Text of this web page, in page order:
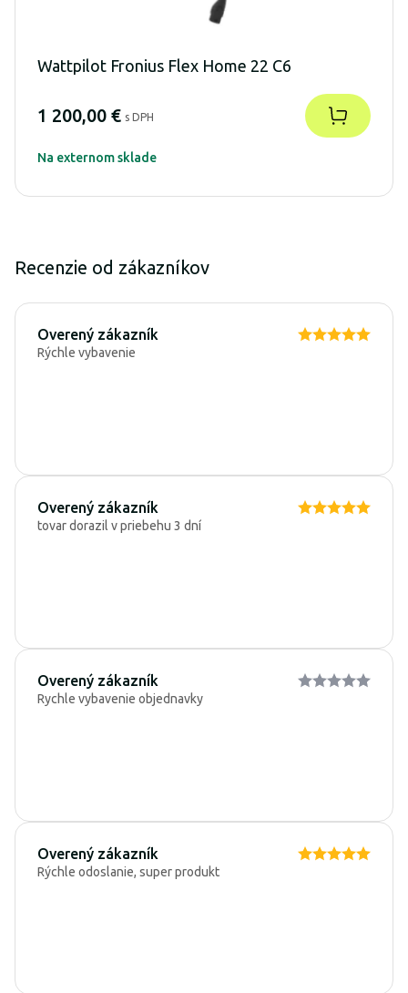
Wattpilot Fronius Flex Home 22 C6
1 200,00 € s DPH
Na externom sklade
Recenzie od zákazníkov
Overený zákazník
Rýchle vybavenie
Overený zákazník
tovar dorazil v priebehu 3 dní
Overený zákazník
Rychle vybavenie objednavky
Overený zákazník
Rýchle odoslanie, super produkt